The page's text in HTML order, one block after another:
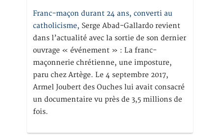
Franc-maçon durant 24 ans, converti au
catholicisme, Serge Abad-Gallardo revient
dans l’actualité avec la sortie de son dernier
ouvrage « événement » : La franc-
maçonnerie chrétienne, une imposture,
paru chez Artège. Le 4 septembre 2017,
Armel Joubert des Ouches lui avait consacré
un documentaire vu près de 3,5 millions de
fois.